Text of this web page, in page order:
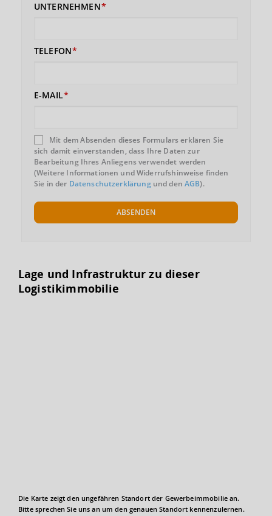
UNTERNEHMEN
TELEFON
E-MAIL
Mit dem Absenden dieses Formulars erklären Sie
sich damit einverstanden, dass Ihre Daten zur
Bearbeitung Ihres Anliegens verwendet werden
(Weitere Informationen und Widerrufshinweise finden
Sie in der Datenschutzerklärungund denAGB).
ABSENDEN
Lage und Infrastruktur zu dieser
Logistikimmobilie
Die Karte zeigt den ungefähren Standort der Gewerbeimmobilie an.
Bitte sprechen Sie uns an um den genauen Standort kennenzulernen.